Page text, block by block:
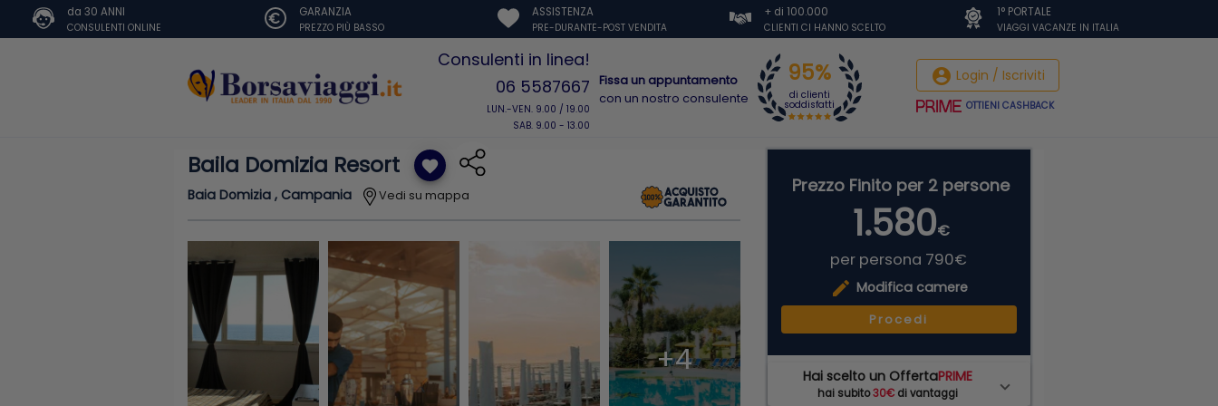
da 30 ANNI
CONSULENTI ONLINE
GARANZIA
PREZZO PIÙ BASSO
ASSISTENZA
PRE-DURANTE-POST VENDITA
+ di 100.000
CLIENTI CI HANNO SCELTO
1° PORTALE
VIAGGI VACANZE IN ITALIA
Consulenti in linea!
06 5587667
LUN.-VEN. 9.00 / 19.00
SAB. 9.00 - 13.00
Fissa un appuntamento
con un nostro consulente
account_circle Login / Iscriviti
OTTIENI CASHBACK
95%
di clienti
soddisfatti
Baila Domizia Resort favorite
Baia Domizia , Campania Vedi su mappa
+4
Prezzo Finito per 2 persone
1.580€
per persona 790€
edit Modifica camere
Procedi
Hai scelto un OffertaPRIME
hai subito30€ di vantaggi